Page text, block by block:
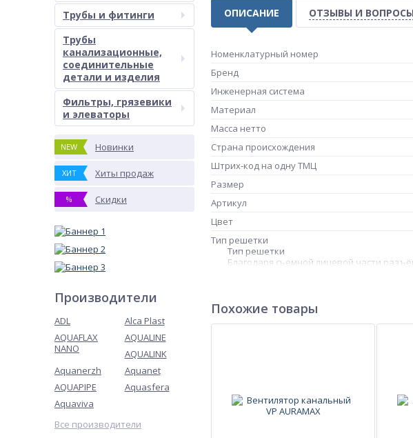
Трубы и фитинги
Трубы
канализационные,
соединительные
детали и изделия
Фильтры, грязевики
и элеваторы
NEW Новинки
ХИТ Хиты продаж
% Скидки
Производители
ADL
Alca Plast
AQUAFLAX
NANO
AQUALINE
AQUALINK
Aquanerzh
Aquanet
AQUAPIPE
Aquasfera
Aquaviva
Все производители
ОПИСАНИЕ ОТЗЫВЫ И ВОПРОСЫ
Номенклатурный номер
Бренд
Инженерная система
Материал
Масса нетто
Страна происхождения
Штрих-код на одну ТМЦ
Размер
Артикул
Цвет
Тип решетки
Тип решетки
Благодаря сьемной лицевой части
Похожие товары